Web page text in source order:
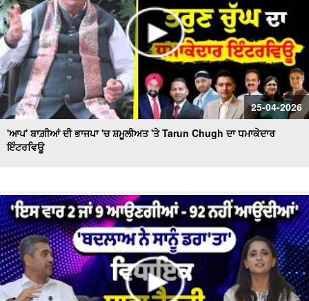
25-04-2026
'ਆਪ' ਬਾਗ਼ੀਆਂ ਦੀ ਭਾਜਪਾ 'ਚ ਸ਼ਮੂਲੀਅਤ 'ਤੇ Tarun Chugh ਦਾ ਧਮਾਕੇਦਾਰ
ਇੰਟਰਵਿਊ